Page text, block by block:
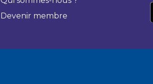
Devenir membre